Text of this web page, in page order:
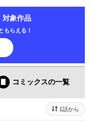
対象作品
もらえる！
コミックスの一覧
1話から